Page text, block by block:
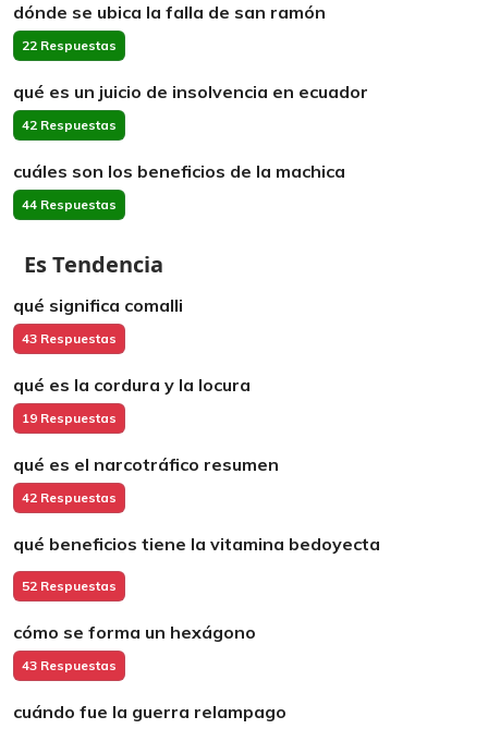
dónde se ubica la falla de san ramón
22 Respuestas
qué es un juicio de insolvencia en ecuador
42 Respuestas
cuáles son los beneficios de la machica
44 Respuestas
Es Tendencia
qué significa comalli
43 Respuestas
qué es la cordura y la locura
19 Respuestas
qué es el narcotráfico resumen
42 Respuestas
qué beneficios tiene la vitamina bedoyecta
52 Respuestas
cómo se forma un hexágono
43 Respuestas
cuándo fue la guerra relampago